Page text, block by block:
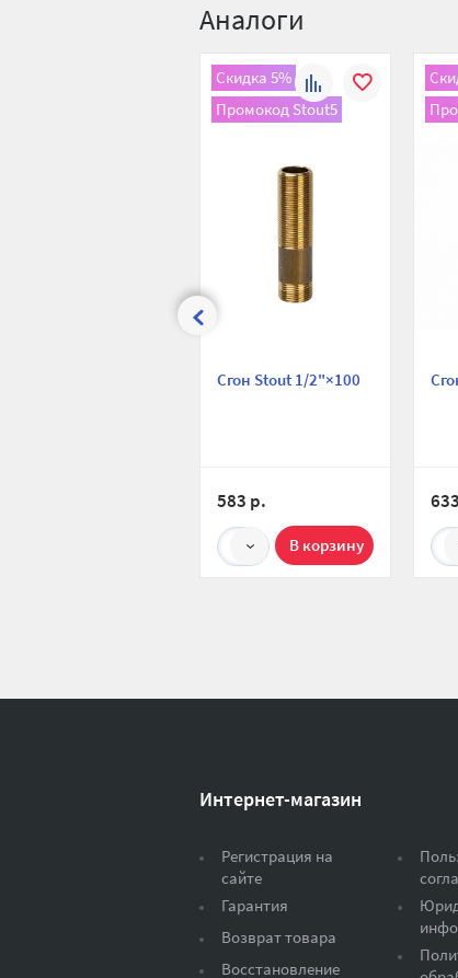
Аналоги
Скидка 5%
Промокод Stout5
К
сравнению
Сгон Stout 1/2"×100
583 р.
1
Интернет-магазин
Регистрация на
сайте
Гарантия
Возврат товара
Восстановление